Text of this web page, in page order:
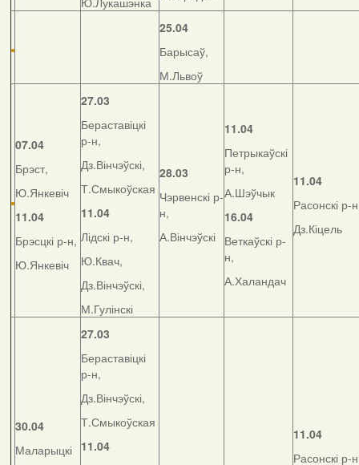
25.04
Барысаў,
М.Львоў
07.04
Брэст,
Ю.Янкевіч
11.04
Брэсцкі р-н,
Ю.Янкевіч
27.03
Бераставіцкі
р-н,
Дз.Вінчэўскі,
Т.Смыкоўская
11.04
Лідскі р-н,
Ю.Квач,
Дз.Вінчэўскі,
М.Гулінскі
28.03
Чэрвенскі р-
н,
А.Вінчэўскі
11.04
Петрыкаўскі
р-н,
А.Шэўчык
16.04
Веткаўскі р-
н,
А.Халандач
11.04
Расонскі р-
Дз.Кіцель
30.04
Маларыцкі
27.03
Бераставіцкі
р-н,
Дз.Вінчэўскі,
Т.Смыкоўская
11.04
11.04
Расонскі р-